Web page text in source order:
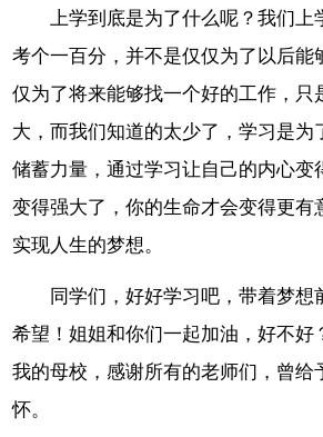
上学到底是为了什么呢？我们
考个一百分，并不是仅仅为了以后能
仅为了将来能够找一个好的工作，只
大，而我们知道的太少了，学习是为
储蓄力量，通过学习让自己的内心变
变得强大了，你的生命才会变得更有
实现人生的梦想。
同学们，好好学习吧，带着梦
希望！姐姐和你们一起加油，好不好
我的母校，感谢所有的老师们，曾给
怀。